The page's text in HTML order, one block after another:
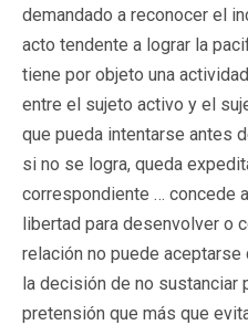
demandado a reconocer el
acto tendente a lograr la
tiene por objeto una
entre el sujeto activo y el
que pueda intentarse antes
si no se logra, queda
correspondiente … concede
libertad para desenvolver o
relación no puede aceptarse
la decisión de no sustanciar
pretensión que más que